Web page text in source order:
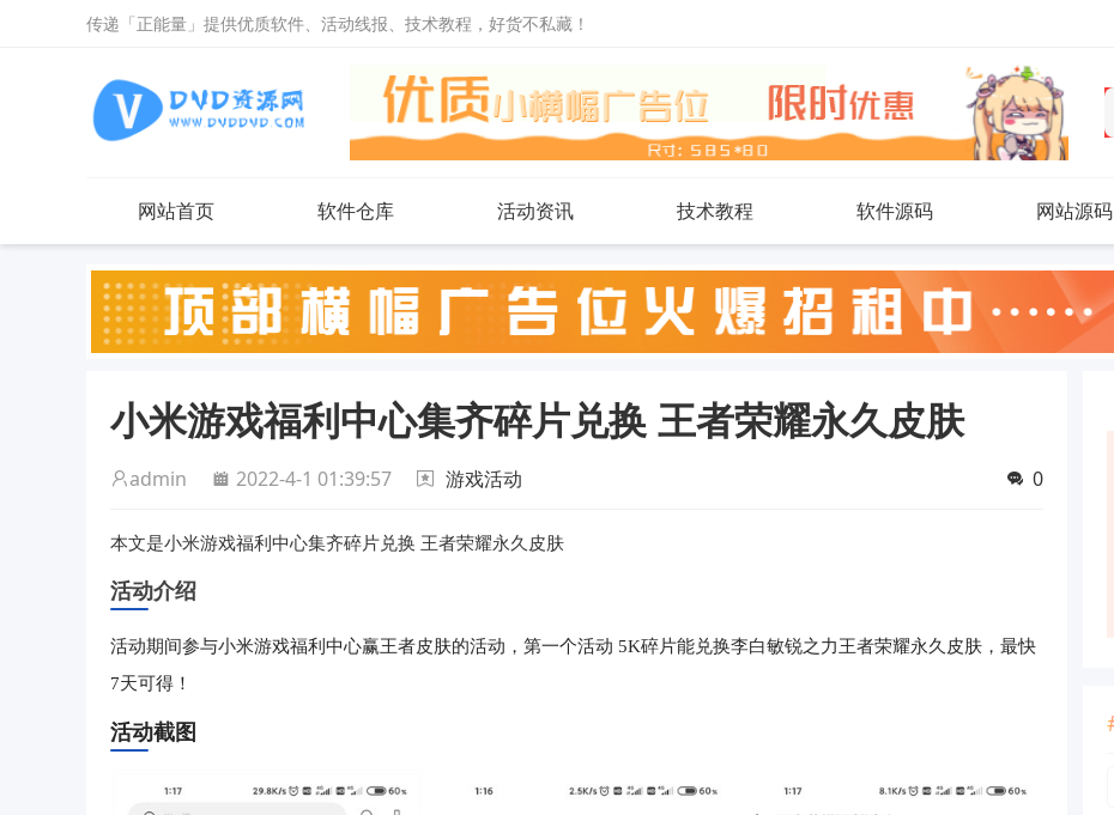
传递「正能量」提供优质软件、活动线报、技术教程，好货不私藏！
网站首页 软件仓库 活动资讯 技术教程 软件源码 网站源码
小米游戏福利中心集齐碎片兑换 王者荣耀永久皮肤
admin 2022-4-1 01:39:57 游戏活动 0
本文是小米游戏福利中心集齐碎片兑换 王者荣耀永久皮肤
活动介绍
活动期间参与小米游戏福利中心赢王者皮肤的活动，第一个活动 5K碎片能兑换李白敏锐之力王者荣耀永久皮肤，最快
7天可得！
活动截图